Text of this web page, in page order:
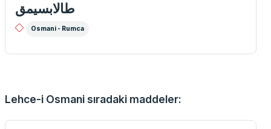
طالابسيمق
Osmani - Rumca
Lehce-i Osmani sıradaki maddeler: